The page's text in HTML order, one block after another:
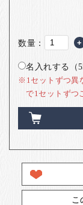
数量： +
名入れする（
※1セットずつ異
で1セットずつ
こ